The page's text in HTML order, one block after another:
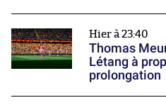
Hier à 23:40
Thomas
Létang à
prolongation